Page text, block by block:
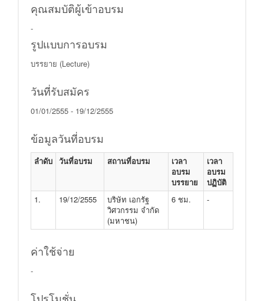
คุณสมบัติผู้เข้าอบรม
-
รูปแบบการอบรม
บรรยาย (Lecture)
วันที่รับสมัคร
01/01/2555 - 19/12/2555
ข้อมูลวันที่อบรม
ลำดับ วันที่อบรม สถานที่อบรม
เวลา
อบรม
บรรยาย
เวลา
อบรม
ปฏิบัติ
1.
19/12/2555
บริษัท เอกรัฐ
วิศวกรรม จำกัด
(มหาชน)
6 ชม. -
ค่าใช้จ่าย
-